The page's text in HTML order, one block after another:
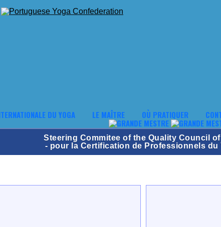
DU YOGA LE MAÎTRE OÙ PRATIQUER
Steering Commitee of the Quality Council
- pour la Certification de Professionnels du